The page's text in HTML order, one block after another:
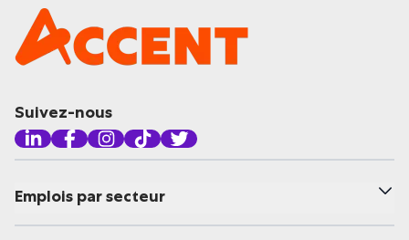
Suivez-nous
Emplois par secteur